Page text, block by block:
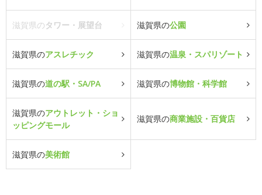
滋賀県のタワー・展望台 滋賀県の公園
滋賀県のアスレチック 滋賀県の温泉・スパリゾート
滋賀県の道の駅・SA/PA 滋賀県の博物館・科学館
滋賀県のアウトレット・ショ
ッピングモール
滋賀県の商業施設・百貨店
滋賀県の美術館